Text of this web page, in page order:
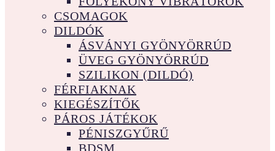
CSOMAGOK
DILDÓK
ÁSVÁNYI GYÖNYÖRRÚD
ÜVEG GYÖNYÖRRÚD
SZILIKON (DILDÓ)
FÉRFIAKNAK
KIEGÉSZÍTŐK
PÁROS JÁTÉKOK
PÉNISZGYŰRŰ
BDSM